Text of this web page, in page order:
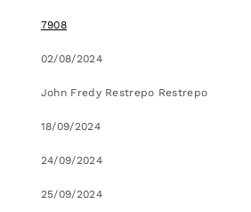
7908
02/08/2024
John Fredy Restrepo Restrepo
18/09/2024
24/09/2024
25/09/2024